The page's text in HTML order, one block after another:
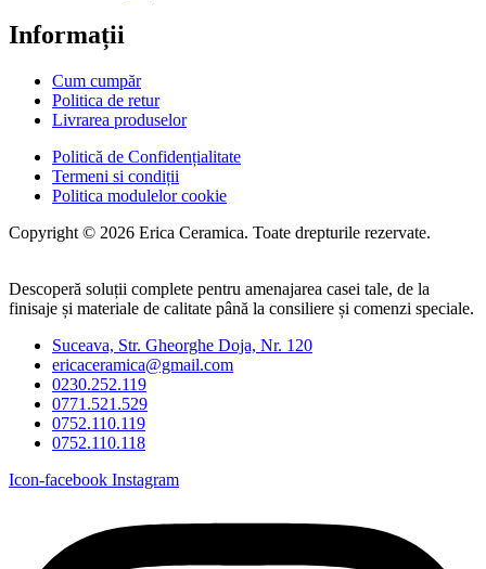
Informații
Cum cumpăr
Politica de retur
Livrarea produselor
Politică de Confidențialitate
Termeni si condiții
Politica modulelor cookie
Copyright © 2026 Erica Ceramica. Toate drepturile rezervate.
Descoperă soluții complete pentru amenajarea casei tale, de la
finisaje și materiale de calitate până la consiliere și comenzi speciale.
Suceava, Str. Gheorghe Doja, Nr. 120
ericaceramica@gmail.com
0230.252.119
0771.521.529
0752.110.119
0752.110.118
Icon-facebook Instagram